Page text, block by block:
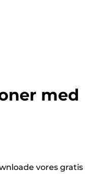
med
vores gratis